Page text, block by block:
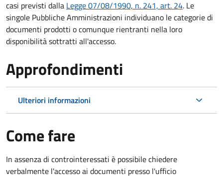
casi previsti dalla Legge 07/08/1990, n. 241, art. 24. Le
singole Pubbliche Amministrazioni individuano le categorie di
documenti prodotti o comunque rientranti nella loro
disponibilità sottratti all'accesso.
Approfondimenti
Ulteriori informazioni
Come fare
In assenza di controinteressati è possibile chiedere
verbalmente l'accesso ai documenti presso l'ufficio